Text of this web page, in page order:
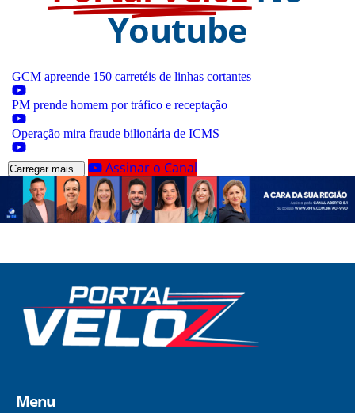
Youtube
GCM apreende 150 carretéis de linhas cortantes
PM prende homem por tráfico e receptação
Operação mira fraude bilionária de ICMS
Carregar mais... Assinar o Canal
Menu